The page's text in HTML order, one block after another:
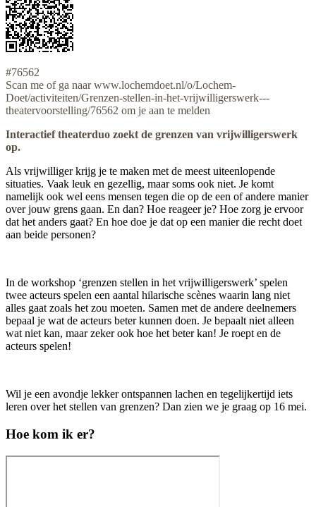
#76562
Scan me of ga naar www.lochemdoet.nl/o/Lochem-
Doet/activiteiten/Grenzen-stellen-in-het-vrijwilligerswerk---
theatervoorstelling/76562 om je aan te melden
Interactief theaterduo zoekt de grenzen van vrijwilligerswerk
op.
Als vrijwilliger krijg je te maken met de meest uiteenlopende
situaties. Vaak leuk en gezellig, maar soms ook niet. Je komt
namelijk ook wel eens mensen tegen die op de een of andere manier
over jouw grens gaan. En dan? Hoe reageer je? Hoe zorg je ervoor
dat het anders gaat? En hoe doe je dat op een manier die recht doet
aan beide personen?
In de workshop ‘grenzen stellen in het vrijwilligerswerk’ spelen
twee acteurs spelen een aantal hilarische scènes waarin lang niet
alles gaat zoals het zou moeten. Samen met de andere deelnemers
bepaal je wat de acteurs beter kunnen doen. Je bepaalt niet alleen
wat niet kan, maar zeker ook hoe het beter kan! Je roept en de
acteurs spelen!
Wil je een avondje lekker ontspannen lachen en tegelijkertijd iets
leren over het stellen van grenzen? Dan zien we je graag op 16 mei.
Hoe kom ik er?